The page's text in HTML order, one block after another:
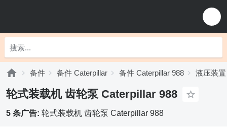
备件 备件 Caterpillar 备件 Caterpillar 988 液压装
轮式装载机 齿轮泵 Caterpillar 988
5 条广告: 轮式装载机 齿轮泵 Caterpillar 988